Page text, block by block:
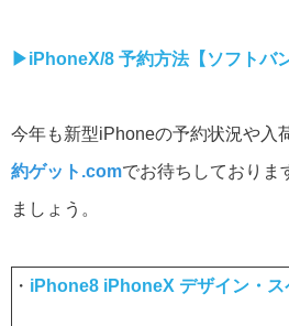
▶︎iPhoneX/8 予約方法【ソフトバ
今年も新型iPhoneの予約状況や入
約ゲット.comでお待ちしておりま
ましょう。
・ iPhone8 iPhoneX デザイン・ス